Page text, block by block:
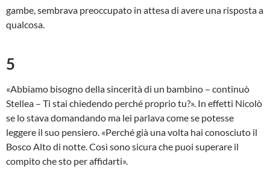
gambe, sembrava preoccupato in attesa di avere una risposta a
qualcosa.
5
«Abbiamo bisogno della sincerità di un bambino – continuò
Stellea – Ti stai chiedendo perché proprio tu?». In effetti Nicolò
se lo stava domandando ma lei parlava come se potesse
leggere il suo pensiero. «Perché già una volta hai conosciuto il
Bosco Alto di notte. Così sono sicura che puoi superare il
compito che sto per affidarti».